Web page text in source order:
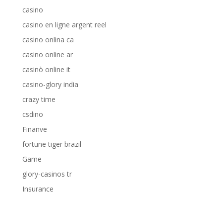
casino
casino en ligne argent reel
casino onlina ca
casino online ar
casinò online it
casino-glory india
crazy time
csdino
Finanve
fortune tiger brazil
Game
glory-casinos tr
Insurance